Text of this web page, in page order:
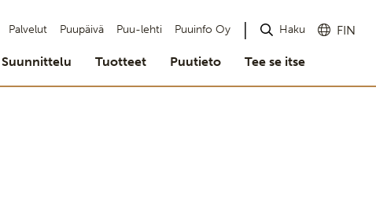
Palvelut Puupäivä Puu-lehti Puuinfo Oy Haku FIN
Suunnittelu Tuotteet Puutieto Tee se itse